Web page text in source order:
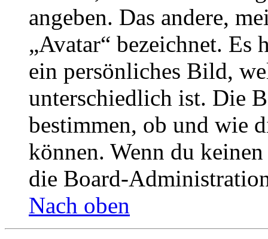
angeben. Das andere,
„Avatar“ bezeichnet. Es
ein persönliches Bild,
unterschiedlich ist. Die
bestimmen, ob und wie
können. Wenn du
die Board-
Nach oben